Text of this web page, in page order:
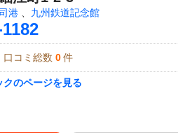
港 九州鉄道記念館
口コミ総数 0 件
クのページを見る